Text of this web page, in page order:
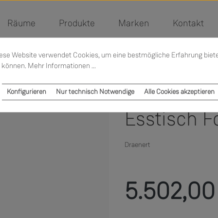
Räume Produkte Marken Kontakt
Esstisch
Draenert
Website verwendet Cookies, um eine bestmögliche Erfahrung
können. Mehr Informationen ...
Nur technisch Notwendige
Konfigurieren Alle Cookies akzeptieren